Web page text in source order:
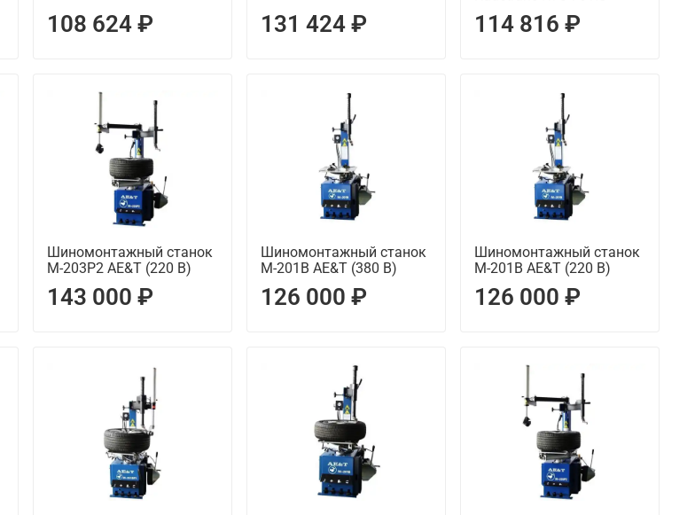
108 624 ₽ 131 424 ₽ 114 816 ₽
Шиномонтажный станок
М-203Р2 AE&T (220 В)
143 000 ₽
Шиномонтажный станок
M-201B AE&T (380 В)
126 000 ₽
Шиномонтажный станок
M-201B AE&T (220 В)
126 000 ₽